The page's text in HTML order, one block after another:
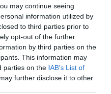
may continue seeing
information utilized by
to third parties prior to
opt-out of the further
by third parties on the
This information may
parties on the IAB’s List of
further disclose it to other